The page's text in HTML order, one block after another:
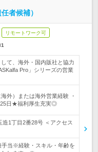
者候補）
リモートワーク可
て、海外・国内販社と協力
Pro」シリーズの営業
外）または海外営業経験 ・
日★福利厚生充実◎
造1丁目2番28号 ＜アクセス
手当※経験・スキル・年齢を